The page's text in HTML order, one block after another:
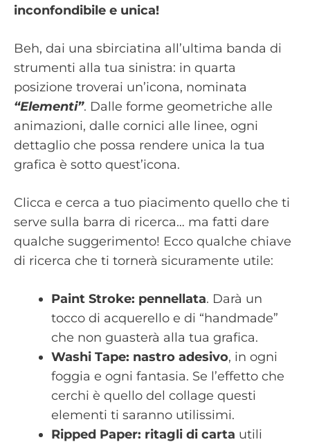
inconfondibile e unica!
Beh, dai una sbirciatina all’ultima banda di
strumenti alla tua sinistra: in quarta
posizione troverai un’icona, nominata
“Elementi”. Dalle forme geometriche alle
animazioni, dalle cornici alle linee, ogni
dettaglio che possa rendere unica la tua
grafica è sotto quest’icona.
Clicca e cerca a tuo piacimento quello che ti
serve sulla barra di ricerca… ma fatti dare
qualche suggerimento! Ecco qualche chiave
di ricerca che ti tornerà sicuramente utile:
Paint Stroke: pennellata. Darà un
tocco di acquerello e di “handmade”
che non guasterà alla tua grafica.
Washi Tape: nastro adesivo, in ogni
foggia e ogni fantasia. Se l’effetto che
cerchi è quello del collage questi
elementi ti saranno utilissimi.
Ripped Paper: ritagli di carta utili